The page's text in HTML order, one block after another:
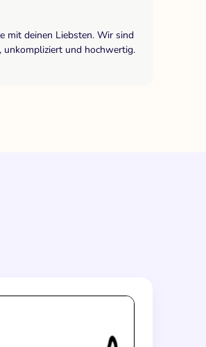
mit deinen Liebsten. Wir sind
unkompliziert und hochwertig.